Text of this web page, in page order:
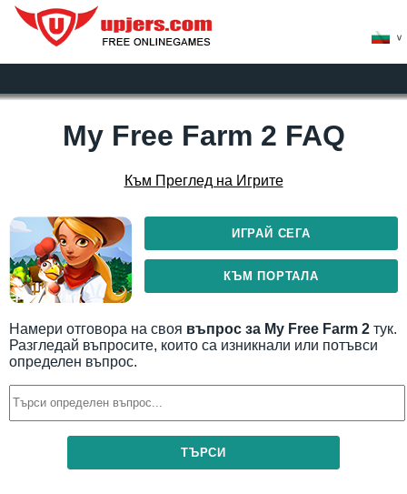
>
My Free Farm 2 FAQ
Към Преглед на Игрите
Намери отговора на своя въпрос за My Free Farm 2 тук.
Разгледай въпросите, които са изникнали или потъвси
определен въпрос.
ТЪРСИ
ИГРАЙ СЕГА
КЪМ ПОРТАЛА